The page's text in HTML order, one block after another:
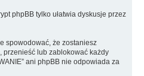
phpBB tylko ułatwia dyskusje przez
spowodować, że zostaniesz
przenieść lub zablokować każdy
ani phpBB nie odpowiada za